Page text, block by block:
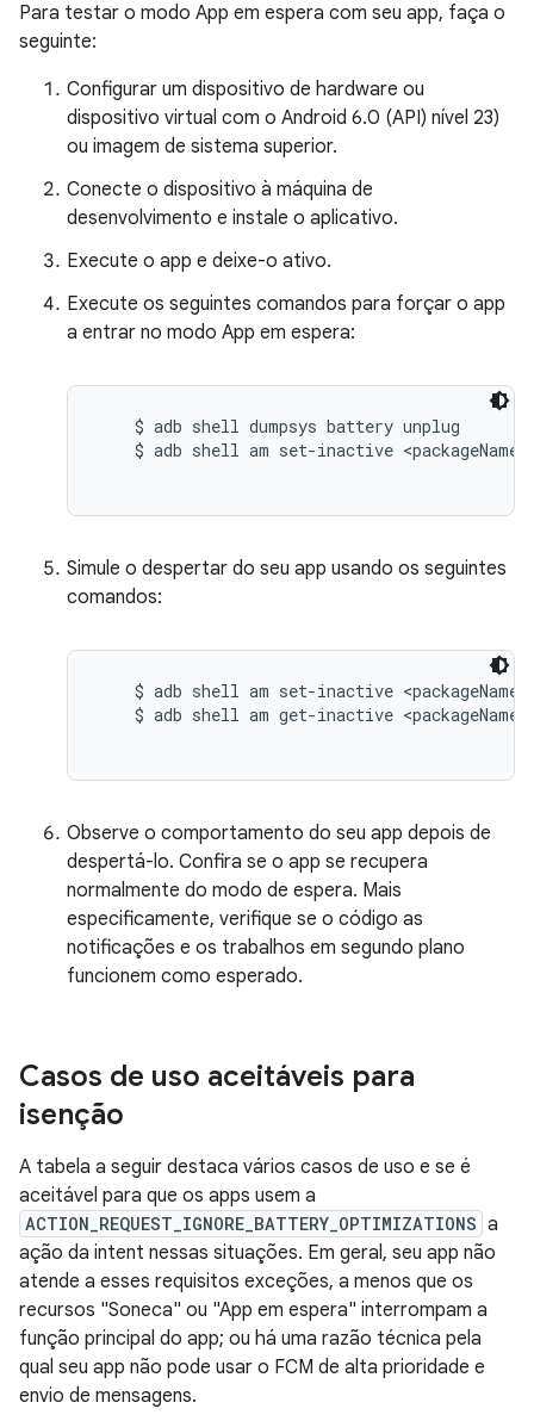
Para testar o modo App em espera com seu app, faça o
seguinte:
Configurar um dispositivo de hardware ou
dispositivo virtual com o Android 6.0 (API) nível 23)
ou imagem de sistema superior.
Conecte o dispositivo à máquina de
desenvolvimento e instale o aplicativo.
Execute o app e deixe-o ativo.
Execute os seguintes comandos para forçar o app
a entrar no modo App em espera:
    $ adb shell dumpsys battery unplug
$ adb shell am set-inactive <packageName>
Simule o despertar do seu app usando os seguintes
comandos:
$ adb shell am set-inactive <packageName>
    $ adb shell am get-inactive <packageName>
Observe o comportamento do seu app depois de
despertá-lo. Confira se o app se recupera
normalmente do modo de espera. Mais
especificamente, verifique se o código as
notificações e os trabalhos em segundo plano
funcionem como esperado.
Casos de uso aceitáveis para
isenção
A tabela a seguir destaca vários casos de uso e se é
aceitável para que os apps usem a
ACTION_REQUEST_IGNORE_BATTERY_OPTIMIZATIONS a
ação da intent nessas situações. Em geral, seu app não
atende a esses requisitos exceções, a menos que os
recursos "Soneca" ou "App em espera" interrompam a
função principal do app; ou há uma razão técnica pela
qual seu app não pode usar o FCM de alta prioridade e
envio de mensagens.